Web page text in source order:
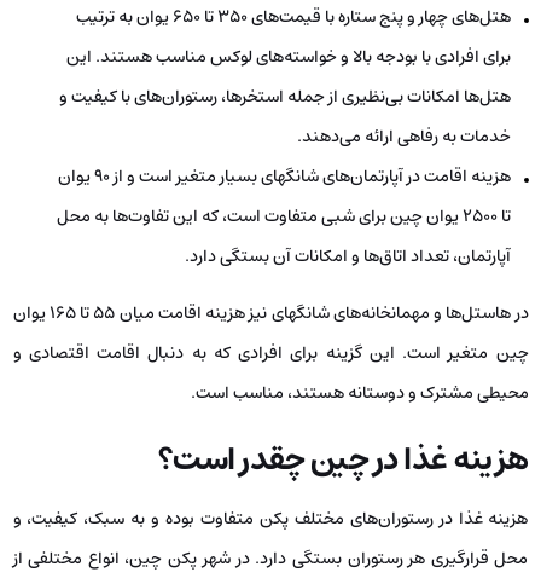
هتل‌های چهار و پنج ستاره با قیمت‌های 350 تا 650 یوان به ترتیب
برای افرادی با بودجه بالا و خواسته‌های لوکس مناسب هستند. این
هتل‌ها امکانات بی‌نظیری از جمله استخرها، رستوران‌های با کیفیت و
خدمات به رفاهی ارائه می‌دهند.
هزینه اقامت در آپارتمان‌های شانگهای بسیار متغیر است و از 90 یوان
تا 2500 یوان چین برای شبی متفاوت است، که این تفاوت‌ها به محل
آپارتمان، تعداد اتاق‌ها و امکانات آن بستگی دارد.
در هاستل‌ها و مهمانخانه‌های شانگهای نیز هزینه اقامت میان 55 تا 165 یوان
چین متغیر است. این گزینه برای افرادی که به دنبال اقامت اقتصادی و
محیطی مشترک و دوستانه هستند، مناسب است.
هزینه غذا در چین چقدر است؟
هزینه غذا در رستوران‌های مختلف پکن متفاوت بوده و به سبک، کیفیت، و
محل قرارگیری هر رستوران بستگی دارد. در شهر پکن چین، انواع مختلفی از